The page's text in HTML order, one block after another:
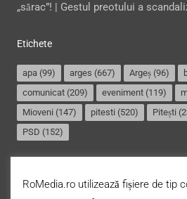
„sărac”! | Gestul preotului a
Etichete
apa (99) arges (667) Argeș (96)
comunicat (209) eveniment (119)
Mioveni (147) pitesti (520) Pitești
PSD (152)
RoMedia.ro utilizează fișiere de tip